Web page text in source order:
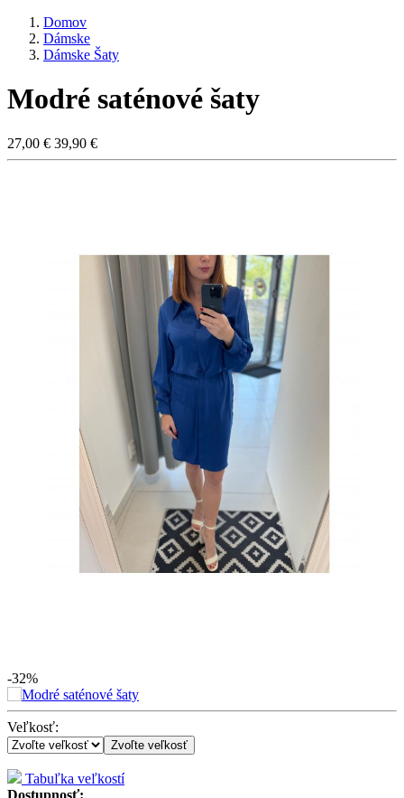
Domov
Dámske
Dámske Šaty
Modré saténové šaty
27,00 € 39,90 €
-32%
Veľkosť:
Zvoľte veľkosť
Tabuľka veľkostí
Dostupnosť: